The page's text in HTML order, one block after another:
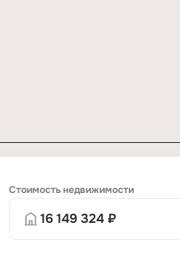
Стоимость недвижимости